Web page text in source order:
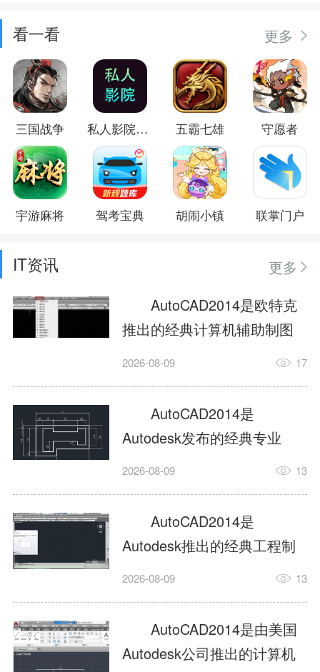
看一看 更多
三国战争 私人影院播放器 五霸七雄 守愿者
宇游麻将 驾考宝典 胡闹小镇 联掌门户
IT资讯
更多
AutoCAD2014是欧特克
推出的经典计算机辅助制图
工具，主打稳定2D施工图绘
行业工程设计。版本新增图
纸标签页、实景地理地图、
协同设计交流模块，优化命
令行智能纠错与图层批量管
理，支持Win8触屏操作、点
云扫描数据导入，兼容各类
DWG图纸格式，文件互通...
2026-08-09 17
AutoCAD2014是
Autodesk发布的经典专业
CAD制图设计软件，是工程
绘图工具。软件专注精准二
维绘图、图纸编辑、参数化
设计及基础三维建模，广泛
应用于建筑设计、机械制
造、土木工程、室内设计等
多个行业。软件优化绘图流
畅度与文件兼容性，支持参
2026-08-09 13
AutoCAD2014是
Autodesk推出的经典工程制
图设计软件，主打高效精准
建模作业，适配建筑、机
械、市政、室内设计等多行
业场景。软件优化运行机制
2026-08-09 13
AutoCAD2014是由美国
Autodesk公司推出的计算机